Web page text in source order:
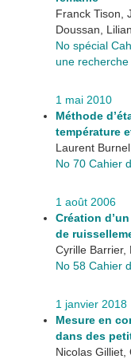
Franck Tison,
Doussan,
No spécial
une
1 mai 2010
Méthode
température
Laurent
No 70 Cahier
1 août 2006
Création
de
Cyrille Barrier,
No 58 Cahier
1 janvier 2018
Mesure en
dans des
Nicolas